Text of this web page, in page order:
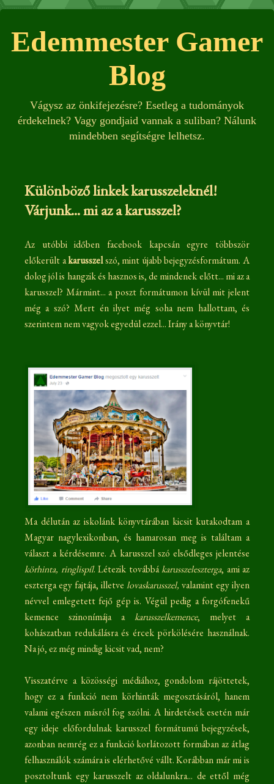
Edemmester Gamer
Blog
Vágysz az önkifejezésre? Esetleg a tudományok
érdekelnek? Vagy gondjaid vannak a suliban? Nálunk
mindebben segítségre lelhetsz.
Különböző linkek karusszeleknél!
Várjunk... mi az a karusszel?
Az utóbbi időben facebook kapcsán egyre többször
előkerült akarusszelszó, mint újabb bejegyzésformátum. A
dolog jól is hangzik és hasznos is, de mindenek előtt... mi az a
karusszel? Mármint... a poszt formátumon kívül mit jelent
még a szó? Mert én ilyet még soha nem hallottam, és
szerintem nem vagyok egyedül ezzel... Irány a könyvtár!
Ma délután az iskolánk könyvtárában kicsit kutakodtam a
Magyar nagylexikonban, és hamarosan meg is találtam a
választ a kérdésemre. A karusszel szó elsődleges jelentése
körhinta, ringlispíl. Létezik továbbákarusszeleszterga, ami az
eszterga egy fajtája, illetve lovaskarusszel, valamint egy ilyen
névvel emlegetett fejő gép is. Végül pedig a forgófenekű
kemence szinonímája a karusszelkemence, melyet a
kohászatban redukálásra és ércek pörkölésére használnak.
Na jó, ez még mindig kicsit vad, nem?
Visszatérve a közösségi médiához, gondolom rájöttetek,
hogy ez a funkció nem körhinták megosztásáról, hanem
valami egészen másról fog szólni. A hirdetések esetén már
egy ideje előfordulnak karusszel formátumú bejegyzések,
azonban nemrég ez a funkció korlátozott formában az átlag
felhasználók számára is elérhetővé vállt. Korábban már mi is
posztoltunk egy karusszelt az oldalunkra... de ettől még